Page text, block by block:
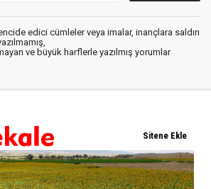
edici cümleler veya imalar, inançlara saldırı
ve büyük harflerle yazılmış yorumlar